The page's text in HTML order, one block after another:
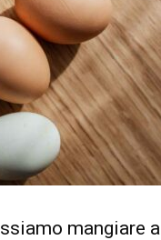
mangiare a